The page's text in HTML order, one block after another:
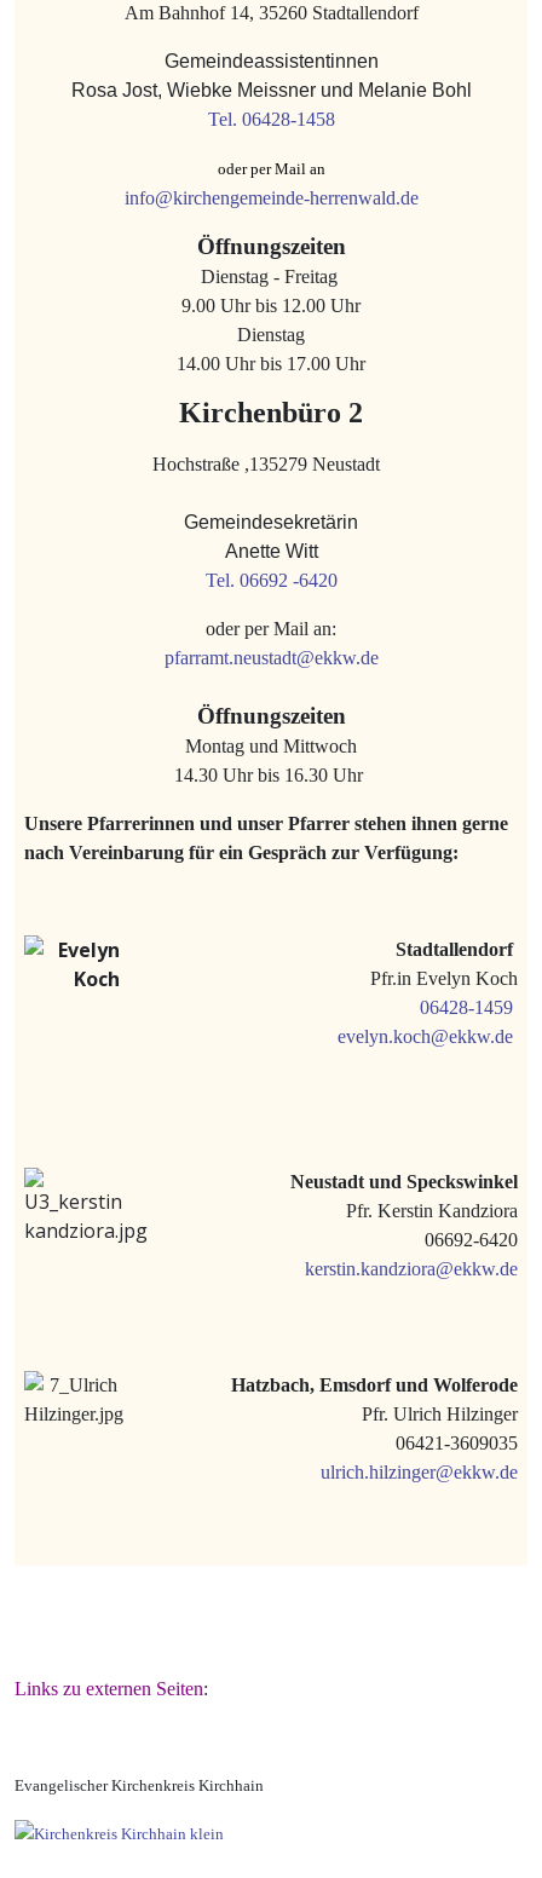
Am Bahnhof 14, 35260 Stadtallendorf
Gemeindeassistentinnen
Rosa Jost, Wiebke Meissner und Melanie Bohl
Tel. 06428-1458
oder per Mail an
info@kirchengemeinde-herrenwald.de
Öffnungszeiten
Dienstag - Freitag
9.00 Uhr bis 12.00 Uhr
Dienstag
14.00 Uhr bis 17.00 Uhr
Kirchenbüro 2
Hochstraße ,135279 Neustadt
Gemeindesekretärin
Anette Witt
Tel. 06692 -6420
oder per Mail an:
pfarramt.neustadt@ekkw.de
Öffnungszeiten
Montag und Mittwoch
14.30 Uhr bis 16.30 Uhr
Unsere Pfarrerinnen und unser Pfarrer stehen ihnen gerne
nach Vereinbarung für ein Gespräch zur Verfügung:
Stadtallendorf
Pfr.in Evelyn Koch
06428-1459
evelyn.koch@ekkw.de
Neustadt und Speckswinkel
Pfr. Kerstin Kandziora
06692-6420
kerstin.kandziora@ekkw.de
Hatzbach, Emsdorf und Wolferode
Pfr. Ulrich Hilzinger
06421-3609035
ulrich.hilzinger@ekkw.de
Links zu externen Seiten:
Evangelischer Kirchenkreis Kirchhain